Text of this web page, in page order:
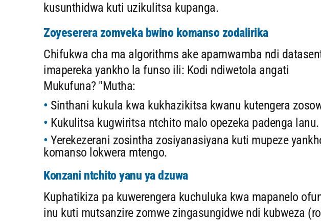
kusunthidwa kuti uzikulitsa kupanga.
Zoyeserera zomveka bwino komanso zodalirika
Chifukwa cha ma algorithms ake apamwamba ndi
imapereka yankho la funso ili: Kodi ndiwetola angati
Mukufuna? "Mutha:
Sinthani kukula kwa kukhazikitsa kwanu kutengera
Kukulitsa kugwiritsa ntchito malo opezeka padenga lanu.
Yerekezerani zosintha zosiyanasiyana kuti mupeze
komanso lokwera mtengo.
Konzani ntchito yanu ya dzuwa
Kuphatikiza pa kuwerengera kuchuluka kwa mapanelo
inu kuti mutsanzire zomwe zingasungidwe ndi kubweza